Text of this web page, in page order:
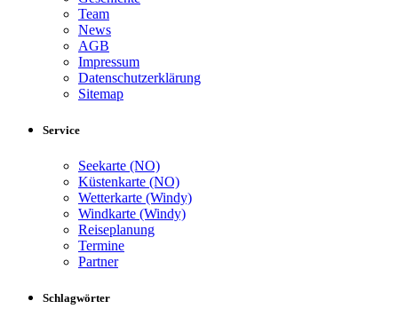
Team
News
AGB
Impressum
Datenschutzerklärung
Sitemap
Service
Seekarte (NO)
Küstenkarte (NO)
Wetterkarte (Windy)
Windkarte (Windy)
Reiseplanung
Termine
Partner
Schlagwörter